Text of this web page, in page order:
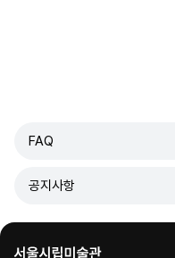
FAQ
공지사항